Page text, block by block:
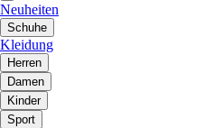
Neuheiten
Schuhe
Kleidung
Herren
Damen
Kinder
Sport